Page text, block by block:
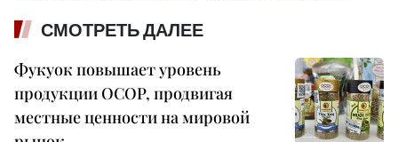
СМОТРЕТЬ ДАЛЕЕ
Фукуок повышает уровень
продукции OCOP, продвигая
местные ценности на мировой